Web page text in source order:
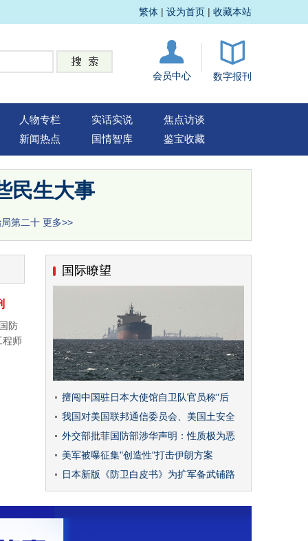
繁体 | 设为首页 | 收藏本站
会员中心 数字报刊
人物专栏 实话实说
焦点访谈
新闻热点
国情智库 鉴宝收藏
民生大事
第二十 更多>>
防
程师
国际瞭望
擅闯中国驻日本大使馆自卫队官员称"后
我国对美国联邦通信委员会、美国土安全
外交部批菲国防部涉华声明：性质极为恶
美军被曝征集"创造性"打击伊朗方案
日本新版《防卫白皮书》为扩军备武铺路